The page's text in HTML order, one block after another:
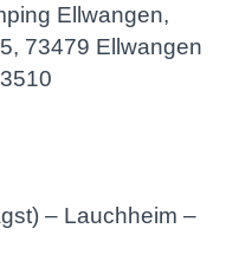
Ellwangen,
73479 Ellwangen
– Lauchheim –